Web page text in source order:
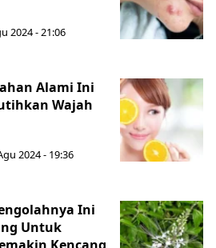
2024 - 21:06
Alami Ini
Wajah
2024 - 19:36
Ini
Untuk